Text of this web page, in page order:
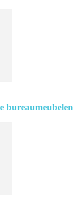
bureaumeubelen